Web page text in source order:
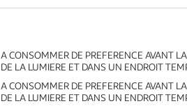
A CONSOMMER DE PREFERENCE AVANT
DE LA LUMIERE ET DANS UN ENDROIT
A CONSOMMER DE PREFERENCE AVANT
DE LA LUMIERE ET DANS UN ENDROIT